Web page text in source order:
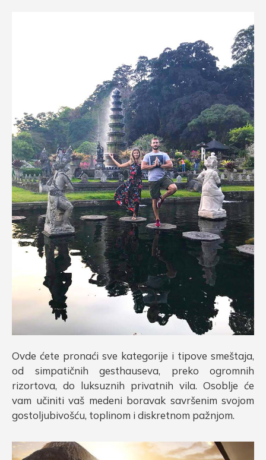
Ovde ćete pronaći sve kategorije i tipove smeštaja,
od simpatičnih gesthauseva, preko ogromnih
rizortova, do luksuznih privatnih vila. Osoblje će
vam učiniti vaš medeni boravak savršenim svojom
gostoljubivošću, toplinom i diskretnom pažnjom.